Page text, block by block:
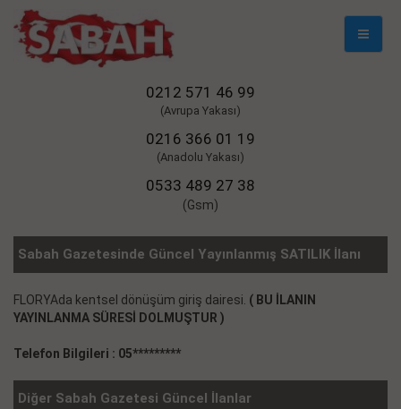
Mobil
0212 571 46 99
(Avrupa Yakası)
0216 366 01 19
(Anadolu Yakası)
0533 489 27 38
(Gsm)
Sabah Gazetesinde Güncel Yayınlanmış SATILIK İlanı
FLORYAda kentsel dönüşüm giriş dairesi. ( BU İLANIN
YAYINLANMA SÜRESİ DOLMUŞTUR )
Telefon Bilgileri : 05*********
Diğer Sabah Gazetesi Güncel İlanlar